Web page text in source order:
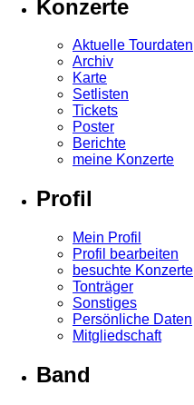
Konzerte
Aktuelle Tourdaten
Archiv
Karte
Setlisten
Tickets
Poster
Berichte
meine Konzerte
Profil
Mein Profil
Profil bearbeiten
besuchte Konzerte
Tonträger
Sonstiges
Persönliche Daten
Mitgliedschaft
Band